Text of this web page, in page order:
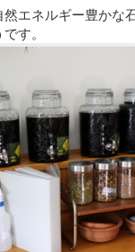
然エネルギー豊かな
す。